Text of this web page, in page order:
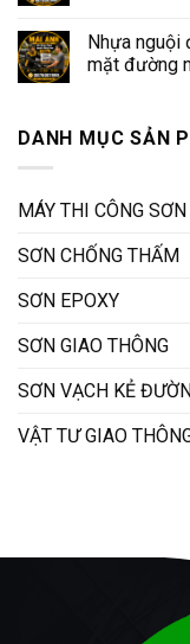
Nhựa
mặt đường
DANH MỤC SẢN
MÁY THI CÔNG SƠN
SƠN CHỐNG THẤM
SƠN EPOXY
SƠN GIAO THÔNG
SƠN VẠCH KẺ
VẬT TƯ GIAO